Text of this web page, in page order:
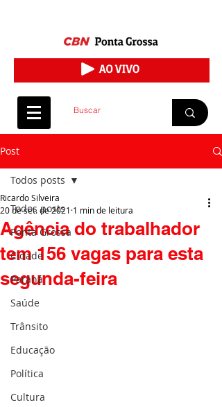
Post
Todos posts
Ponta Grossa
Cidade
Paraná
Saúde
Trânsito
Educação
Política
Cultura
Todos posts
Agência do trabalhador
tem 156 vagas para esta
segunda-feira
Ricardo Silveira
20 de set. de 2021 1 min de leitura